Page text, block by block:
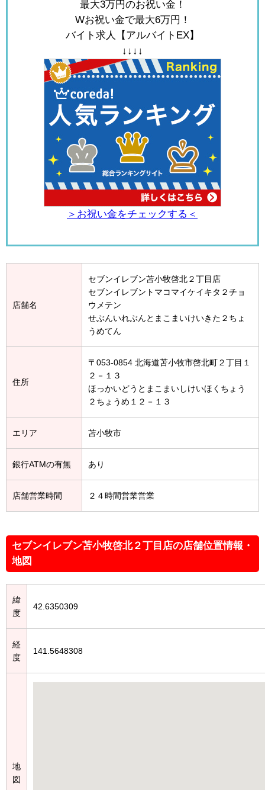
最大3万円のお祝い金！
Wお祝い金で最大6万円！
バイト求人【アルバイトEX】
↓↓↓↓
＞お祝い金をチェックする＜
店舗名
セブンイレブン苫小牧啓北２丁目店
セブンイレブントマコマイケイキタ２チョ
ウメテン
せぶんいれぶんとまこまいけいきた２ちょ
うめてん
住所
〒053-0854 北海道苫小牧市啓北町２丁目１
２－１３
ほっかいどうとまこまいしけいほくちょう
２ちょうめ１２－１３
エリア 苫小牧市
銀行ATMの有無 あり
店舗営業時間 ２４時間営業営業
セブンイレブン苫小牧啓北２丁目店の店舗位置情報・
地図
緯
度
42.6350309
経
度
141.5648308
地
図